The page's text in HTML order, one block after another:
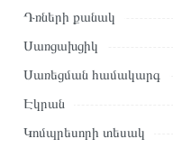
Այս ապրանքը գնելու
Կարող եք նաև
կոնտակտային
Կայքում տվյալ
MDRS619FGF46
Դռների քանակ
Սառցախցիկ
Սառեցման համակարգ
Էկրան
Կոմպրեսորի տեսակ